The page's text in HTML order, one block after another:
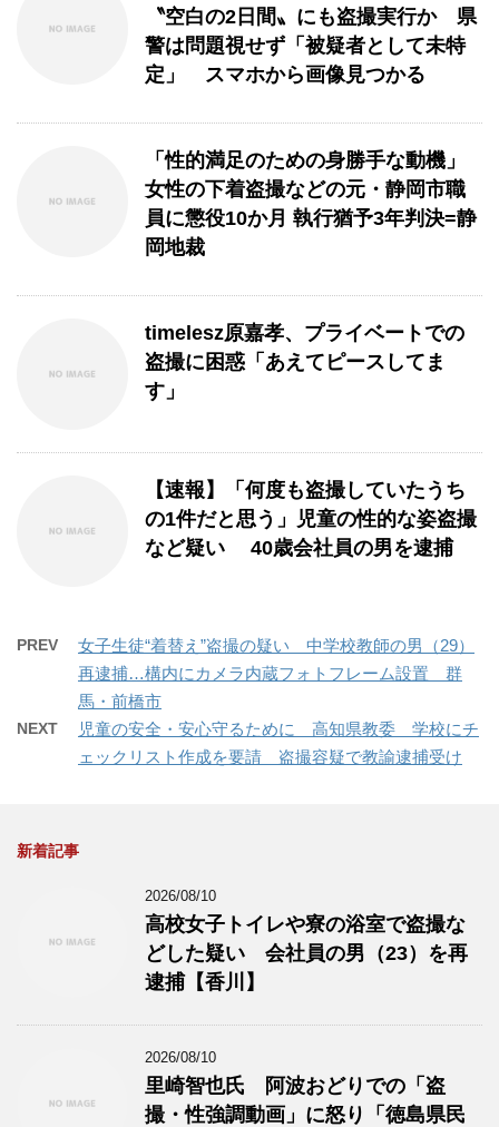
〝空白の2日間〟にも盗撮実行か 県
警は問題視せず「被疑者として未特
定」 スマホから画像見つかる
「性的満足のための身勝手な動機」
女性の下着盗撮などの元・静岡市職
員に懲役10か月 執行猶予3年判決=静
岡地裁
timelesz原嘉孝、プライベートでの
盗撮に困惑「あえてピースしてま
す」
【速報】「何度も盗撮していたうち
の1件だと思う」児童の性的な姿盗撮
など疑い 40歳会社員の男を逮捕
PREV
女子生徒“着替え”盗撮の疑い 中学校教師の男（29）
再逮捕…構内にカメラ内蔵フォトフレーム設置 群
馬・前橋市
NEXT
児童の安全・安心守るために 高知県教委 学校にチ
ェックリスト作成を要請 盗撮容疑で教諭逮捕受け
新着記事
2026/08/10
高校女子トイレや寮の浴室で盗撮な
どした疑い 会社員の男（23）を再
逮捕【香川】
2026/08/10
里崎智也氏 阿波おどりでの「盗
撮・性強調動画」に怒り「徳島県民